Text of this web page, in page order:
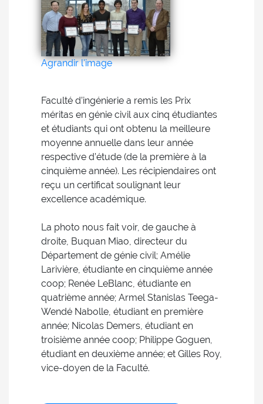
Agrandir l'image
Faculté d’ingénierie a remis les Prix
méritas en génie civil aux cinq étudiantes
et étudiants qui ont obtenu la meilleure
moyenne annuelle dans leur année
respective d’étude (de la première à la
cinquième année). Les récipiendaires ont
reçu un certificat soulignant leur
excellence académique.
La photo nous fait voir, de gauche à
droite, Buquan Miao, directeur du
Département de génie civil; Amélie
Larivière, étudiante en cinquième année
coop; Renée LeBlanc, étudiante en
quatrième année; Armel Stanislas Teega-
Wendé Nabolle, étudiant en première
année; Nicolas Demers, étudiant en
troisième année coop; Philippe Goguen,
étudiant en deuxième année; et Gilles Roy,
vice-doyen de la Faculté.